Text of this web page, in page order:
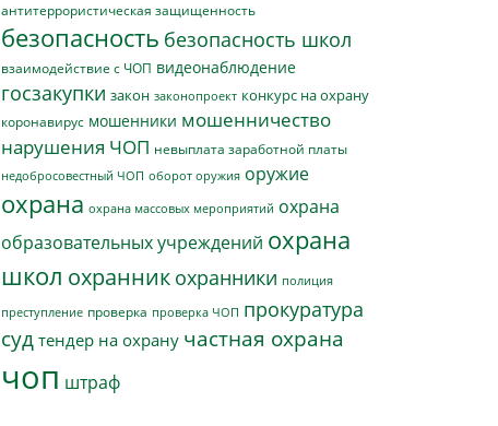
антитеррористическая защищенность
безопасность безопасность школ
взаимодействие с ЧОП видеонаблюдение
госзакупки закон законопроект конкурс на охрану
коронавирус мошенники мошенничество
нарушения ЧОП невыплата заработной платы
недобросовестный ЧОП оборот оружия оружие
охрана охрана массовых мероприятий охрана
образовательных учреждений охрана
школ охранник охранники полиция
преступление проверка проверка ЧОП прокуратура
суд тендер на охрану частная охрана
чоп штраф